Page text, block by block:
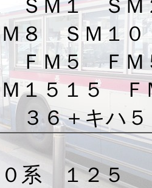
ＳＭ１ Ｓ
８ ＳＭ１
ＦＭ５ ＦＭ
１５１５ Ｆ
３６＋キハ
０系 １２５